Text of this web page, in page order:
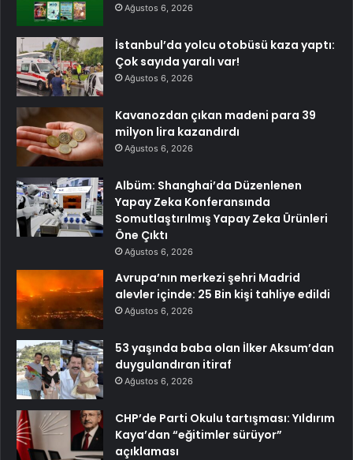
Ağustos 6, 2026
İstanbul’da yolcu otobüsü kaza yaptı:
Çok sayıda yaralı var!
Ağustos 6, 2026
Kavanozdan çıkan madeni para 39
milyon lira kazandırdı
Ağustos 6, 2026
Albüm: Shanghai’da Düzenlenen
Yapay Zeka Konferansında
Somutlaştırılmış Yapay Zeka Ürünleri
Öne Çıktı
Ağustos 6, 2026
Avrupa’nın merkezi şehri Madrid
alevler içinde: 25 Bin kişi tahliye edildi
Ağustos 6, 2026
53 yaşında baba olan İlker Aksum’dan
duygulandıran itiraf
Ağustos 6, 2026
CHP’de Parti Okulu tartışması: Yıldırım
Kaya’dan “eğitimler sürüyor”
açıklaması